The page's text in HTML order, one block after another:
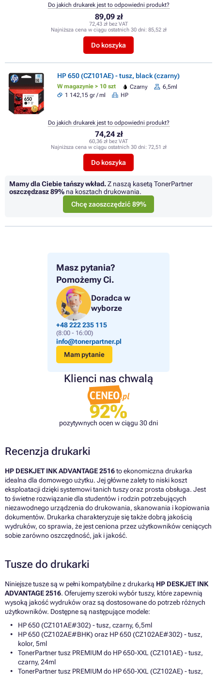
Masz pytania?
Pomożemy Ci.
Doradca w
wyborze
+48 222 235 115
(8:00 - 16:00)
info@tonerpartner.pl
Mam pytanie
Klienci nas chwalą
92%
pozytywnych ocen w ciągu 30 dni
89,09 zł
72,43 zł bez VAT
Najniższa cena w ciągu ostatnich 30 dni: 85,52 zł
Do koszyka
Do jakich drukarek jest to odpowiedni produkt?
HP 650 (CZ101AE) - tusz, black (czarny)
W magazynie > 10 szt Czarny
6,5ml
1 142,15 gr / ml
HP
74,24 zł
60,36 zł bez VAT
Najniższa cena w ciągu ostatnich 30 dni: 72,51 zł
Do koszyka
Do jakich drukarek jest to odpowiedni produkt?
Mamy dla Ciebie tańszy wkład.Z naszą kasetą TonerPartner
oszczędzasz89% na kosztach drukowania.
Chcę zaoszczędzić 89%
Recenzja drukarki
HP DESKJET INK ADVANTAGE 2516to ekonomiczna drukarka
idealna dla domowego użytku. Jej główne zalety to niski koszt
eksploatacji dzięki systemowi tanich tuszy oraz prosta obsługa. Jest
to świetne rozwiązanie dla studentów i rodzin potrzebujących
niezawodnego urządzenia do drukowania, skanowania i kopiowania
dokumentów. Drukarka charakteryzuje się także dobrą jakością
wydruków, co sprawia, że jest ceniona przez użytkowników ceniących
sobie zarówno oszczędność, jak i jakość.
Tusze do drukarki
Niniejsze tusze są w pełni kompatybilne z drukarką HP DESKJET INK
ADVANTAGE 2516. Oferujemy szeroki wybór tuszy, które zapewnią
wysoką jakość wydruków oraz są dostosowane do potrzeb różnych
użytkowników. Dostępne są następujące modele:
HP 650 (CZ101AE#302) - tusz, czarny, 6,5ml
HP 650 (CZ102AE#BHK) oraz HP 650 (CZ102AE#302) - tusz,
kolor, 5ml
TonerPartner tusz PREMIUM do HP 650-XXL (CZ101AE) - tusz,
czarny, 24ml
TonerPartner tusz PREMIUM do HP 650-XXL (CZ102AE) - tusz,